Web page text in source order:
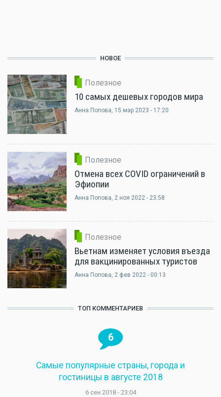
НОВОЕ
Полезное
10 самых дешевых городов мира
Анна Попова, 15 мар 2023 - 17:20
Полезное
Отмена всех COVID ограничений в
Эфиопии
Анна Попова, 2 ноя 2022 - 23:58
Полезное
Вьетнам изменяет условия въезда
для вакцинированных туристов
Анна Попова, 2 фев 2022 - 00:13
ТОП КОММЕНТАРИЕВ
6
Самые популярные страны, города и
гостиницы в августе 2018
6 сен 2018 - 23:04